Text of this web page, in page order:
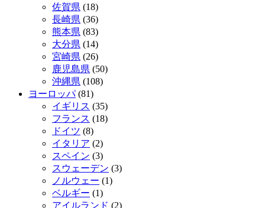
佐賀県 (18)
長崎県 (36)
熊本県 (83)
大分県 (14)
宮崎県 (26)
鹿児島県 (50)
沖縄県 (108)
ヨーロッパ(81)
イギリス (35)
フランス (18)
ドイツ (8)
イタリア (2)
スペイン (3)
スウェーデン (3)
ノルウェー (1)
ベルギー (1)
アイルランド (2)